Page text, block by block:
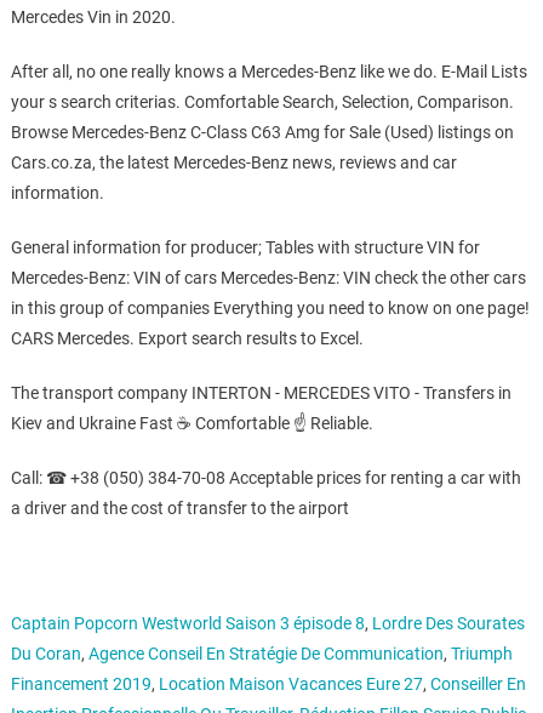
Mercedes Vin in 2020.
After all, no one really knows a Mercedes-Benz like we do. E-Mail Lists
your s search criterias. Comfortable Search, Selection, Comparison.
Browse Mercedes-Benz C-Class C63 Amg for Sale (Used) listings on
Cars.co.za, the latest Mercedes-Benz news, reviews and car
information.
General information for producer; Tables with structure VIN for
Mercedes-Benz: VIN of cars Mercedes-Benz: VIN check the other cars
in this group of companies Everything you need to know on one page!
CARS Mercedes. Export search results to Excel.
The transport company INTERTON - MERCEDES VITO - Transfers in
Kiev and Ukraine Fast ☕ Comfortable ☝ Reliable.
Call: ☎ +38 (050) 384-70-08 Acceptable prices for renting a car with
a driver and the cost of transfer to the airport
Captain Popcorn Westworld Saison 3 épisode 8, Lordre Des Sourates
Du Coran, Agence Conseil En Stratégie De Communication, Triumph
Financement 2019, Location Maison Vacances Eure 27, Conseiller En